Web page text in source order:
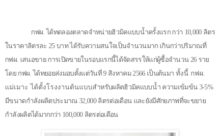
กฟผ. ได้ทดลองตลาดจำหน่ายฮิวมิคแบบน้ำครั้งแรก กว่า 10,000 ลิตร
ในราคาลิตรละ25บาท ได้รับความสนใจเป็นจำนวนมาก เกินกว่าปริมาณที่
กฟผ. เสนอขาย การเปิดขายในรอบแรกนี้ได้จัดสรรให้แก่ผู้ซื้อจำนวน 26ราย
โดย กฟผ. ได้ทยอยส่งมอบตั้งแต่วันที่ 9 สิงหาคม 2566 เป็นต้นมา ทั้งนี้ กฟผ.
แม่เมาะ ได้ตั้ง โรงงานต้นแบบสำหรับผลิตฮิวมิคแบบน้ำ ความเข้มข้น 3-5%
มีขนาดกำลังผลิตประมาณ 32,000 ลิตรต่อเดือน และยังมีศักยภาพที่จะขยาย
กำลังผลิตได้มากกว่า 100,000 ลิตรต่อเดือน